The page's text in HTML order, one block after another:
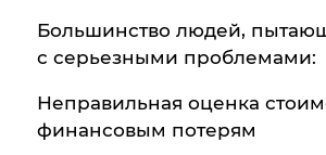
Большинство людей,
с серьезными проблемами:
Неправильная оценка
финансовым потерям